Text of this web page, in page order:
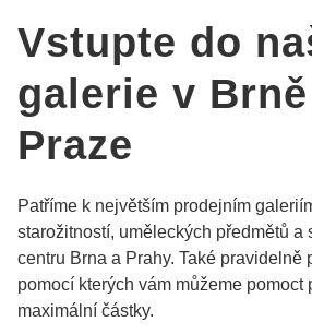
Vstupte do
galerie v
Praze
Patříme k největším prodejním
starožitností, uměleckých předmětů a
centru Brna a Prahy. Také pravidelně
pomocí kterých vám můžeme pomoct
maximální částky.